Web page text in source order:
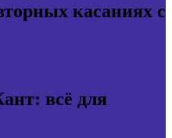
касаниях с
всё для